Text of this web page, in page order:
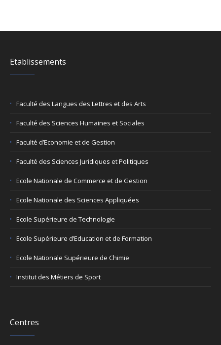
Etablissements
Faculté des Langues des Lettres et des Arts
Faculté des Sciences Humaines et Sociales
Faculté d’Economie et de Gestion
Faculté des Sciences Juridiques et Politiques
Ecole Nationale de Commerce et de Gestion
Ecole Nationale des Sciences Appliquées
Ecole Supérieure de Technologie
Ecole Supérieure d’Education et de Formation
Ecole Nationale Supérieure de Chimie
Institut des Métiers de Sport
Centres